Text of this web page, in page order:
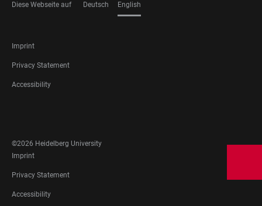
Diese Webseite auf Deutsch English
FOOTER
LEGAL
Imprint
Privacy Statement
Accessibility
MEDIA
©2026 Heidelberg University
FOOTER
LEGAL
Imprint
Privacy Statement
Accessibility